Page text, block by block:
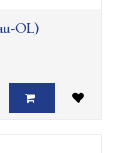
OL)